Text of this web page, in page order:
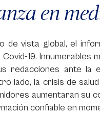
en
de vista global, el
Covid-19.
redacciones ante la
lado, la crisis de
aumentaran su
confiable en